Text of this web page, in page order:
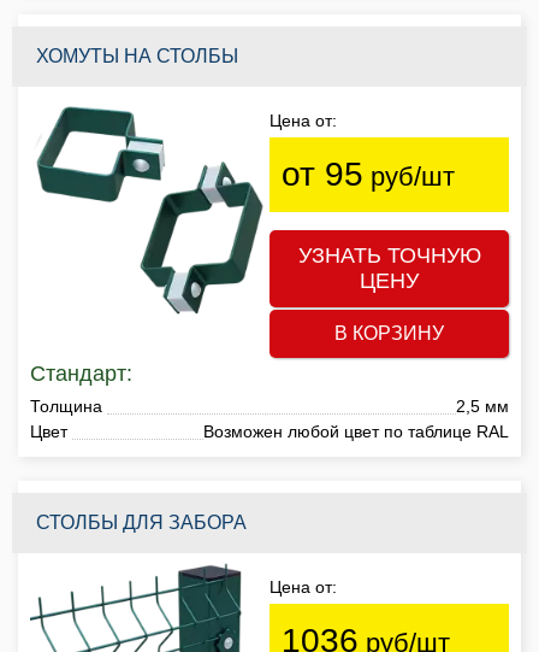
ХОМУТЫ НА СТОЛБЫ
Цена от:
от 95 руб/шт
УЗНАТЬ ТОЧНУЮ
ЦЕНУ
В КОРЗИНУ
Стандарт:
Толщина
2,5 мм
Цвет
Возможен любой цвет по таблице RAL
СТОЛБЫ ДЛЯ ЗАБОРА
Цена от:
1036 руб/шт